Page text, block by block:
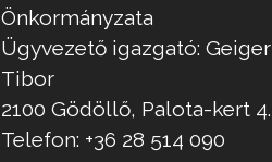
Önkormányzata
Ügyvezető igazgató: Geiger
Tibor
2100 Gödöllő, Palota-kert 4.
Telefon: +36 28 514 090